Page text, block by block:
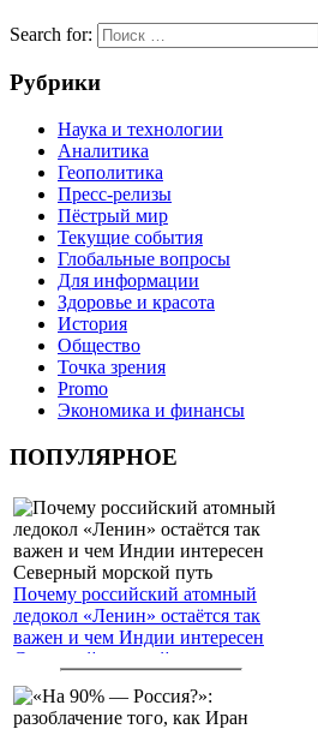
Search for:
Рубрики
Наука и технологии
Аналитика
Геополитика
Пресс-релизы
Пёстрый мир
Текущие события
Глобальные вопросы
Для информации
Здоровье и красота
История
Общество
Точка зрения
Promo
Экономика и финансы
ПОПУЛЯРНОЕ
Почему российский атомный
ледокол «Ленин» остаётся так
важен и чем Индии интересен
Северный морской путь